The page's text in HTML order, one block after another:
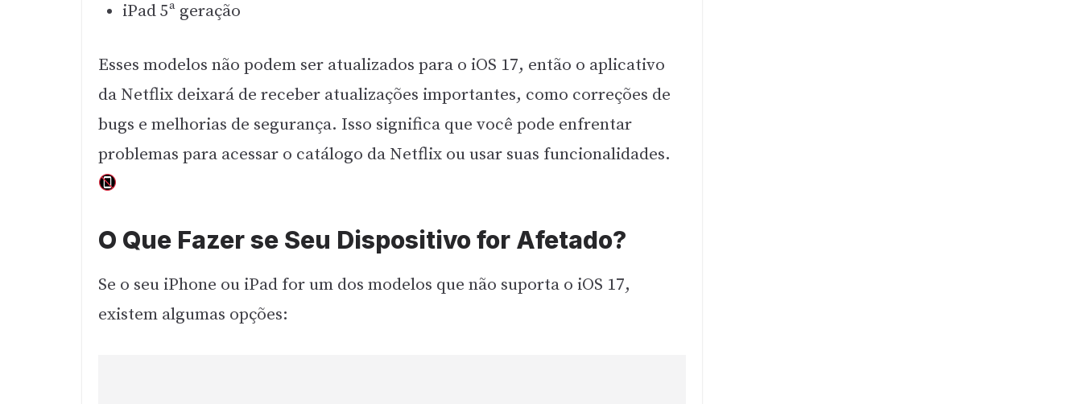
iPad 5ª geração
Esses modelos não podem ser atualizados para o iOS 17, então o aplicativo
da Netflix deixará de receber atualizações importantes, como correções de
bugs e melhorias de segurança. Isso significa que você pode enfrentar
problemas para acessar o catálogo da Netflix ou usar suas funcionalidades.
O Que Fazer se Seu Dispositivo for Afetado?
Se o seu iPhone ou iPad for um dos modelos que não suporta o iOS 17,
existem algumas opções: